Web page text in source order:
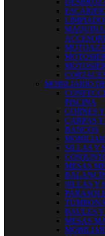
MOBILIARIO
PISCINA
COJINES
CARPAS
BANCOS
SILLAS Y
MESAS
SILLAS Y
BAULES
MESAS